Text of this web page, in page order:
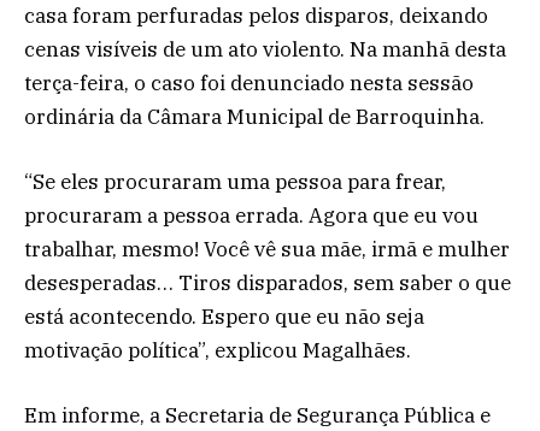
casa foram perfuradas pelos disparos, deixando
cenas visíveis de um ato violento. Na manhã desta
terça-feira, o caso foi denunciado nesta sessão
ordinária da Câmara Municipal de Barroquinha.
“Se eles procuraram uma pessoa para frear,
procuraram a pessoa errada. Agora que eu vou
trabalhar, mesmo! Você vê sua mãe, irmã e mulher
desesperadas… Tiros disparados, sem saber o que
está acontecendo. Espero que eu não seja
motivação política”, explicou Magalhães.
Em informe, a Secretaria de Segurança Pública e